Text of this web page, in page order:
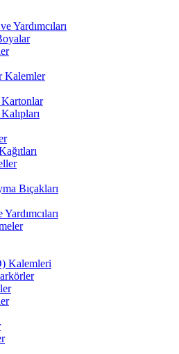
Yardımcıları
Kalemler
Bıçakları
Kalemleri